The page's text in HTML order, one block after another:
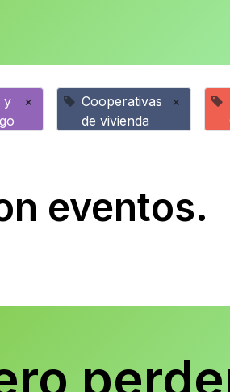
y
×
Cooperativas
de vivienda
×
eventos.